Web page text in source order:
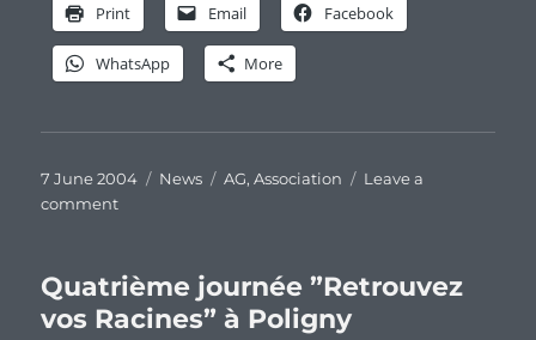
Print Email Facebook
WhatsApp More
Posted
on
7 June 2004 Categories
News Tags
AG,Association
Leave a
commenton
Meeting
the
Quatrième journée ”Retrouvez
vos Racines” à Poligny